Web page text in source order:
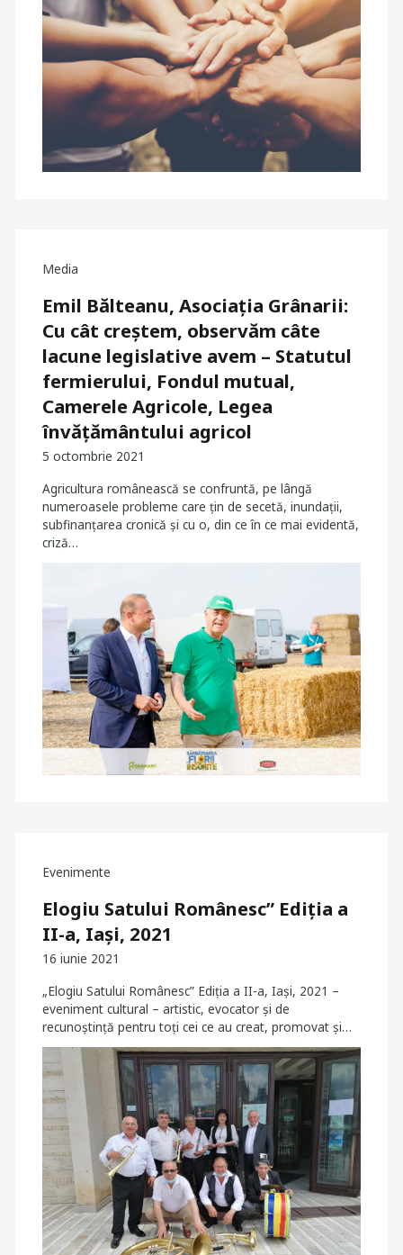
Media
Emil Bălteanu, Asociația Grânarii:
Cu cât creștem, observăm câte
lacune legislative avem – Statutul
fermierului, Fondul mutual,
Camerele Agricole, Legea
învățământului agricol
5 octombrie 2021
Agricultura românească se confruntă, pe lângă
numeroasele probleme care ţin de secetă, inundații,
subfinanțarea cronică și cu o, din ce în ce mai evidentă,
criză…
Evenimente
Elogiu Satului Românesc” Ediția a
II-a, Iași, 2021
16 iunie 2021
„Elogiu Satului Românesc” Ediția a II-a, Iași, 2021 –
eveniment cultural – artistic, evocator și de
recunoștință pentru toți cei ce au creat, promovat și…